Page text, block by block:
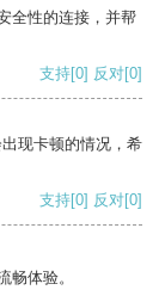
全性的连接，并帮
支持[0] 反对[0]
现卡顿的情况，希
支持[0] 反对[0]
畅体验。